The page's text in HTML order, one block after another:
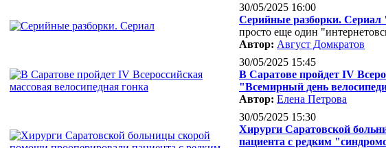
30/05/2025 16:00
Серийные разборки.
просто еще один
Автор: Август Домкратов
30/05/2025 15:45
В Саратове пройдет IV
"Всемирный день
Автор: Елена Петрова
30/05/2025 15:30
Хирурги Саратовской
пациента с редким